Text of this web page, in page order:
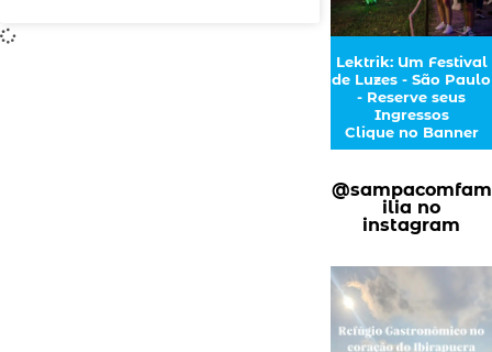
Lektrik: Um Festival
de Luzes - São Paulo
- Reserve seus
Ingressos
Clique no Banner
@sampacomfam
ilia no
instagram